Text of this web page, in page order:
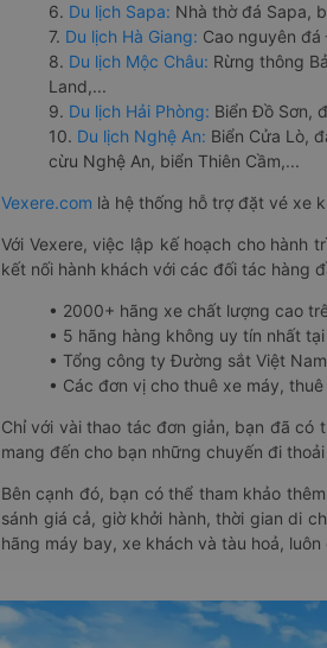
6. Du lịch Sapa: Nhà thờ đá Sapa,
7. Du lịch Hà Giang: Cao nguyên
8. Du lịch Mộc Châu: Rừng thông
Land,...
9. Du lịch Hải Phòng: Biển Đồ Sơn,
10. Du lịch Nghệ An: Biển Cửa Lò,
cừu Nghệ An, biển Thiên Cầm,...
Vexere.com là hệ thống hỗ trợ đặt vé xe
Với Vexere, việc lập kế hoạch cho hành
kết nối hành khách với các đối tác hàng
• 2000+ hãng xe chất lượng cao
• 5 hãng hàng không uy tín nhất
• Tổng công ty Đường sắt Việt
• Các đơn vị cho thuê xe máy,
Chỉ với vài thao tác đơn giản, bạn đã có
mang đến cho bạn những chuyến đi
Bên cạnh đó, bạn có thể tham khảo
sánh giá cả, giờ khởi hành, thời gian di
hãng máy bay, xe khách và tàu hoả,